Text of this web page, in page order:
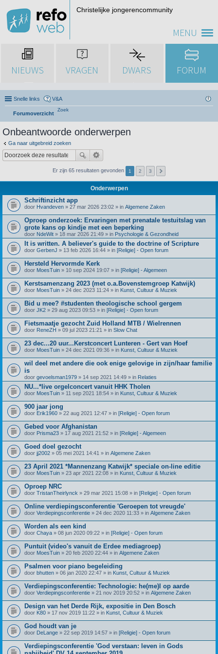
MENU
Christelijke jongerencommunity
NIEUWS VRAGEN DWARS FORUM
Snelle links V&A
Forumoverzicht
Zoek
Onbeantwoorde onderwerpen
Ga naar uitgebreid zoeken
Er zijn 65 resultaten gevonden 1 2 3
Onderwerpen
Schriftinzicht app
door Hvandeven » 27 mar 2026 23:02 » in Algemene Zaken
Oproep onderzoek: Ervaringen met prenatale testuitslag van
grote kans op kindje met een beperking
door NdeWit » 18 mar 2026 21:49 » in Psychologie & Gezondheid
It is written. A believer's guide to the doctrine of Scripture
door GerbenJ » 13 feb 2026 16:44 » in [Religie] - Open forum
Hersteld Hervormde Kerk
door MoesTuin » 10 sep 2024 19:07 » in [Religie] - Algemeen
Kerstsamenzang 2023 (met o.a.Bovenstemgroep Katwijk)
door MoesTuin » 24 dec 2023 11:24 » in Kunst, Cultuur & Muziek
Bid u mee? #studenten theologische school gergem
door JK2 » 29 aug 2023 09:53 » in [Religie] - Open forum
Fietsmaatje gezocht Zuid Holland MTB / Wielrennen
door ReneZH » 09 jul 2023 21:21 » in Slow Chat
23 dec...20 uur...Kerstconcert Lunteren - Gert van Hoef
door MoesTuin » 24 dec 2021 09:36 » in Kunst, Cultuur & Muziek
wil deel met andere die ook enige gelovige in zijn/haar familie
is
door gevoelsman1979 » 14 sep 2021 14:49 » in Relaties
NU...*live orgelconcert vanuit HHK Tholen
door MoesTuin » 11 sep 2021 18:54 » in Kunst, Cultuur & Muziek
900 jaar jong
door Erik1960 » 22 aug 2021 12:47 » in [Religie] - Open forum
Gebed voor Afghanistan
door Prisma23 » 17 aug 2021 21:52 » in [Religie] - Algemeen
Goed doel gezocht
door jj2002 » 05 mei 2021 14:41 » in Algemene Zaken
23 April 2021 *Mannenzang Katwijk* speciale on-line editie
door MoesTuin » 23 apr 2021 22:08 » in Kunst, Cultuur & Muziek
Oproep NRC
door TristanTheirlynck » 29 mar 2021 15:08 » in [Religie] - Open forum
Online verdiepingsconferentie 'Geroepen tot vreugde'
door Verdiepingsconferentie » 24 dec 2020 11:33 » in Algemene Zaken
Worden als een kind
door Chaya » 08 jun 2020 09:22 » in [Religie] - Open forum
Puntuit (video's vanuit de Erdee mediagroep)
door MoesTuin » 20 feb 2020 22:44 » in Algemene Zaken
Psalmen voor piano begeleiding
door bhutten » 06 jan 2020 22:47 » in Kunst, Cultuur & Muziek
Verdiepingsconferentie: Technologie: he(me)l op aarde
door Verdiepingsconferentie » 21 nov 2019 20:52 » in Algemene Zaken
Design van het Derde Rijk, expositie in Den Bosch
door K80 » 17 nov 2019 11:22 » in Kunst, Cultuur & Muziek
God houdt van je
door DeLange » 22 sep 2019 14:57 » in [Religie] - Open forum
Verdiepingsconferentie 'God verstaan: leven in Gods